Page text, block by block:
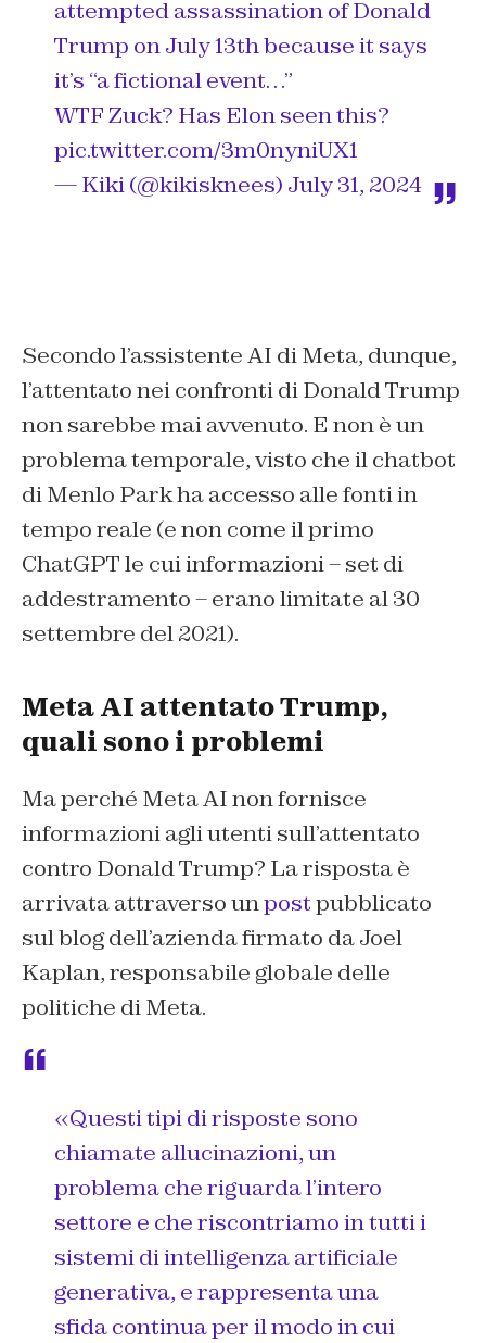
attempted assassination of Donald
Trump on July 13th because it says
it’s “a fictional event…”
WTF Zuck? Has Elon seen this?
pic.twitter.com/3m0nyniUX1
— Kiki (@kikisknees) July 31, 2024
Secondo l’assistente AI di Meta, dunque,
l’attentato nei confronti di Donald Trump
non sarebbe mai avvenuto. E non è un
problema temporale, visto che il chatbot
di Menlo Park ha accesso alle fonti in
tempo reale (e non come il primo
ChatGPT le cui informazioni – set di
addestramento – erano limitate al 30
settembre del 2021).
Meta AI attentato Trump,
quali sono i problemi
Ma perché Meta AI non fornisce
informazioni agli utenti sull’attentato
contro Donald Trump? La risposta è
arrivata attraverso unpostpubblicato
sul blog dell’azienda firmato da Joel
Kaplan, responsabile globale delle
politiche di Meta.
«Questi tipi di risposte sono
chiamate allucinazioni, un
problema che riguarda l’intero
settore e che riscontriamo in tutti i
sistemi di intelligenza artificiale
generativa, e rappresenta una
sfida continua per il modo in cui